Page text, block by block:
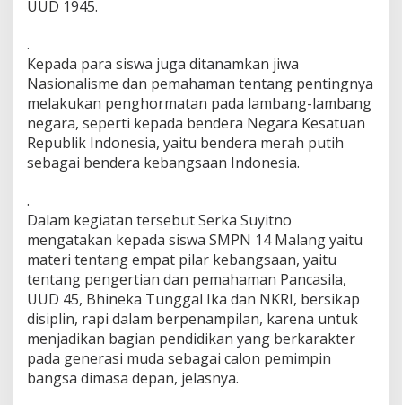
3
B
e
r
i
W
a
n
g
S
i
s
w
a
S
M
P
N
UUD 1945.
.
Kepada para siswa juga ditanamkan jiwa
Nasionalisme dan pemahaman tentang pentingnya
melakukan penghormatan pada lambang-lambang
negara, seperti kepada bendera Negara Kesatuan
Republik Indonesia, yaitu bendera merah putih
sebagai bendera kebangsaan Indonesia.
.
Dalam kegiatan tersebut Serka Suyitno
mengatakan kepada siswa SMPN 14 Malang yaitu
materi tentang empat pilar kebangsaan, yaitu
tentang pengertian dan pemahaman Pancasila,
UUD 45, Bhineka Tunggal Ika dan NKRI, bersikap
disiplin, rapi dalam berpenampilan, karena untuk
menjadikan bagian pendidikan yang berkarakter
pada generasi muda sebagai calon pemimpin
bangsa dimasa depan, jelasnya.